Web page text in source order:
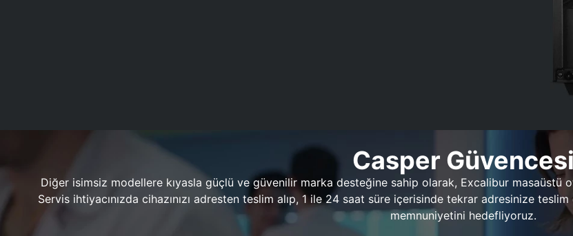
Casper Güvencesi
Diğer isimsiz modellere kıyasla güçlü ve güvenilir marka desteğine sahip olarak, Excalibur masaüstü
Servis ihtiyacınızda cihazınızı adresten teslim alıp, 1 ile 24 saat süre içerisinde tekrar adresinize
memnuniyetini hedefliyoruz.